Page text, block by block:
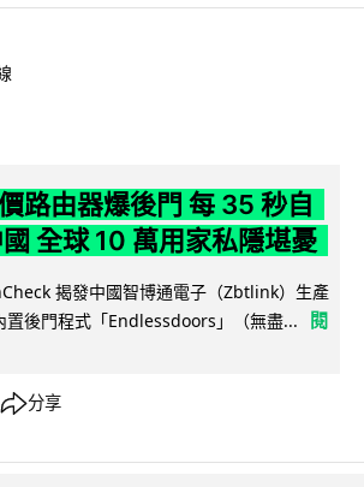
路由器爆後門 每 35 秒自
全球 10 萬用家私隱堪憂
揭發中國智博通電子（Zbtlink）生產
置後門程式「Endlessdoors」（無盡...
閱
分享